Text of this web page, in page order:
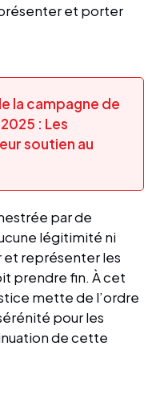
et porter
la campagne de
: Les
soutien au
par de
légitimité ni
représenter les
prendre fin. À cet
mette de l’ordre
pour les
de cette